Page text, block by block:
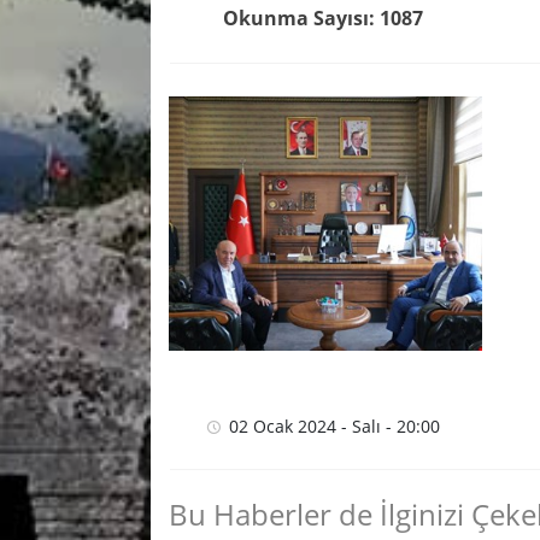
Okunma Sayısı: 1087
02 Ocak 2024 - Salı - 20:00
Bu Haberler de İlginizi